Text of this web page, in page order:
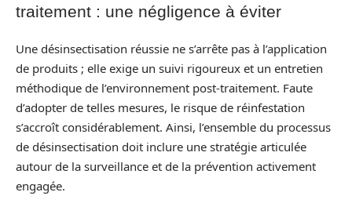
traitement : une négligence à éviter
Une désinsectisation réussie ne s’arrête pas à l’application
de produits ; elle exige un suivi rigoureux et un entretien
méthodique de l’environnement post-traitement. Faute
d’adopter de telles mesures, le risque de réinfestation
s’accroît considérablement. Ainsi, l’ensemble du processus
de désinsectisation doit inclure une stratégie articulée
autour de la surveillance et de la prévention activement
engagée.